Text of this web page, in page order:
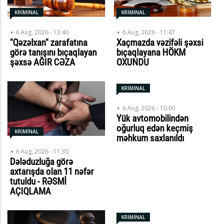
KRİMİNAL
6 Aug, 2026 - 13:40
"Qəzəlxan" zarafatına
görə tanışını bıçaqlayan
şəxsə AĞIR CƏZA
KRİMİNAL
6 Aug, 2026 - 11:47
Xaçmazda vəzifəli şəxsi
bıçaqlayana HÖKM
OXUNDU
KRİMİNAL
6 Aug, 2026 - 11:30
Dələduzluğa görə
axtarışda olan 11 nəfər
tutuldu - RƏSMİ
AÇIQLAMA
KRİMİNAL
6 Aug, 2026 - 10:00
Yük avtomobilindən
oğurluq edən keçmiş
məhkum saxlanıldı
KRİMİNAL